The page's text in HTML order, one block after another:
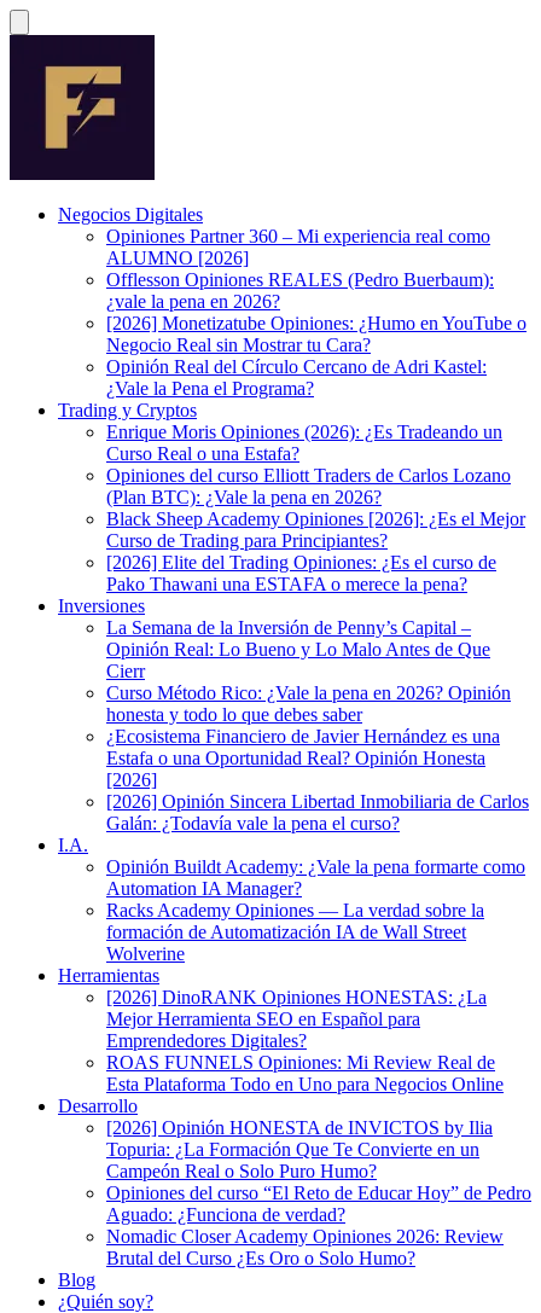
Negocios Digitales
Opiniones Partner 360 – Mi experiencia real como
ALUMNO [2026]
Offlesson Opiniones REALES (Pedro Buerbaum):
¿vale la pena en 2026?
[2026] Monetizatube Opiniones: ¿Humo en YouTube o
Negocio Real sin Mostrar tu Cara?
Opinión Real del Círculo Cercano de Adri Kastel:
¿Vale la Pena el Programa?
Trading y Cryptos
Enrique Moris Opiniones (2026): ¿Es Tradeando un
Curso Real o una Estafa?
Opiniones del curso Elliott Traders de Carlos Lozano
(Plan BTC): ¿Vale la pena en 2026?
Black Sheep Academy Opiniones [2026]: ¿Es el Mejor
Curso de Trading para Principiantes?
[2026] Elite del Trading Opiniones: ¿Es el curso de
Pako Thawani una ESTAFA o merece la pena?
Inversiones
La Semana de la Inversión de Penny’s Capital –
Opinión Real: Lo Bueno y Lo Malo Antes de Que
Cierr
Curso Método Rico: ¿Vale la pena en 2026? Opinión
honesta y todo lo que debes saber
¿Ecosistema Financiero de Javier Hernández es una
Estafa o una Oportunidad Real? Opinión Honesta
[2026]
[2026] Opinión Sincera Libertad Inmobiliaria de Carlos
Galán: ¿Todavía vale la pena el curso?
I.A.
Opinión Buildt Academy: ¿Vale la pena formarte como
Automation IA Manager?
Racks Academy Opiniones — La verdad sobre la
formación de Automatización IA de Wall Street
Wolverine
Herramientas
[2026] DinoRANK Opiniones HONESTAS: ¿La
Mejor Herramienta SEO en Español para
Emprendedores Digitales?
ROAS FUNNELS Opiniones: Mi Review Real de
Esta Plataforma Todo en Uno para Negocios Online
Desarrollo
[2026] Opinión HONESTA de INVICTOS by Ilia
Topuria: ¿La Formación Que Te Convierte en un
Campeón Real o Solo Puro Humo?
Opiniones del curso “El Reto de Educar Hoy” de Pedro
Aguado: ¿Funciona de verdad?
Nomadic Closer Academy Opiniones 2026: Review
Brutal del Curso ¿Es Oro o Solo Humo?
Blog
¿Quién soy?